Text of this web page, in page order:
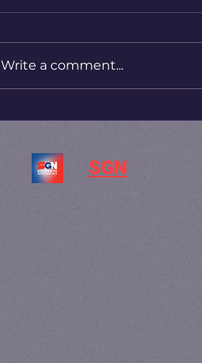
საფრანგეთმა და იტალიამ
შემომსვლელებზე
სასაზღვრო კონტროლი
Write a comment...
SGN